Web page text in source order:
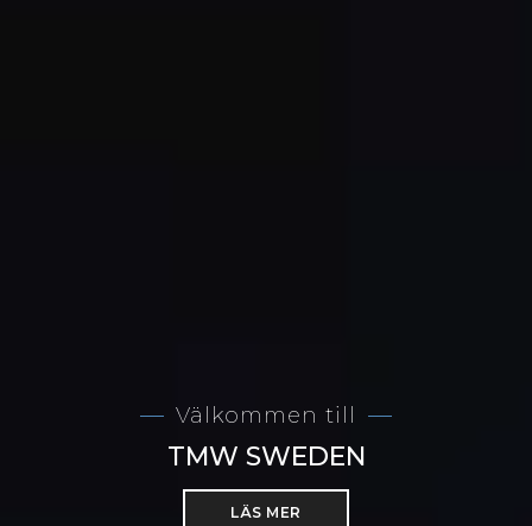
Välkommen till
TMW SWEDEN
LÄS MER